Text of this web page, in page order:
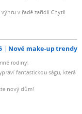
výhru v řadě zařídil Chytil
Nové make-up trendy
rodiny!
fantastickou ságu, která
nový dům!